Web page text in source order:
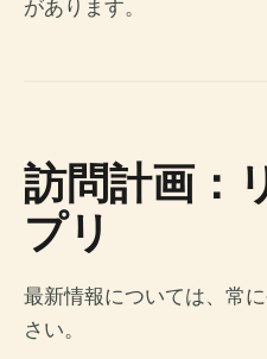
があります。
訪問計画：
プリ
最新情報については、常
さい。